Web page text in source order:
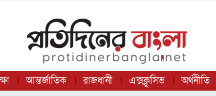
আন্তর্জাতিক রাজধানী এক্সক্লুসিভ অর্থনীতি